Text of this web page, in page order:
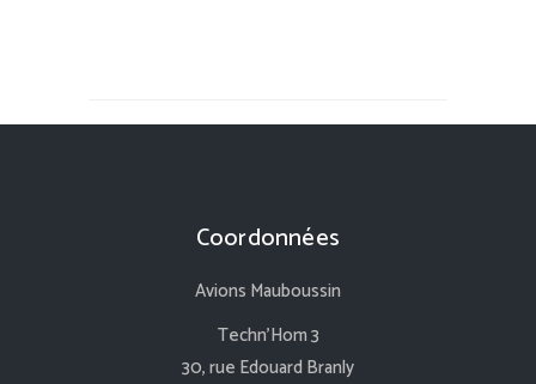
Coordonnées
Avions Mauboussin
Techn’Hom 3
30, rue Edouard Branly